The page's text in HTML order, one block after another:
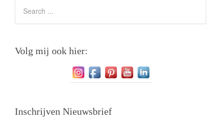
Volg mij ook hier:
Inschrijven Nieuwsbrief